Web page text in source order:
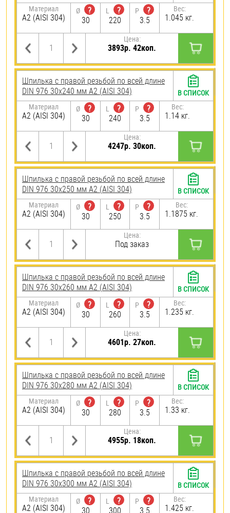
Материал
А2 (AISI 304)
Ø
?
30
L
?
220
P
?
3.5
Вес:
1.045 кг.
Цена:
3893р. 42коп.
Шпилька с правой резьбой по всей длине
DIN 976 30х240 мм А2 (AISI 304)
Материал
А2 (AISI 304)
Ø
?
30
L
?
240
P
?
3.5
Вес:
1.14 кг.
Цена:
4247р. 30коп.
В СПИСОК
Шпилька с правой резьбой по всей длине
DIN 976 30х250 мм А2 (AISI 304)
Материал
А2 (AISI 304)
Ø
?
30
L
?
250
P
?
3.5
Вес:
1.1875 кг.
Цена:
Под заказ
В СПИСОК
Шпилька с правой резьбой по всей длине
DIN 976 30х260 мм А2 (AISI 304)
Материал
А2 (AISI 304)
Ø
?
30
L
?
260
P
?
3.5
Вес:
1.235 кг.
Цена:
4601р. 27коп.
В СПИСОК
Шпилька с правой резьбой по всей длине
DIN 976 30х280 мм А2 (AISI 304)
Материал
А2 (AISI 304)
Ø
?
30
L
?
280
P
?
3.5
Вес:
1.33 кг.
Цена:
4955р. 18коп.
В СПИСОК
Шпилька с правой резьбой по всей длине
DIN 976 30х300 мм А2 (AISI 304)
Материал
А2 (AISI 304)
Ø
?
30
L
?
300
P
?
3.5
Вес:
1.425 кг.
В СПИСОК